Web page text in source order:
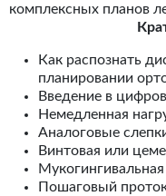
комплексных планов
Как распознать
планировании
Введение в
Немедленная
Аналоговые
Винтовая или
Пошаговый